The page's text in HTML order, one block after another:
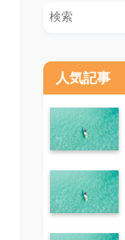
人気記事